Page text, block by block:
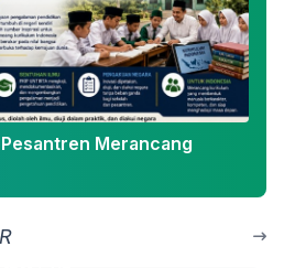
Merancang